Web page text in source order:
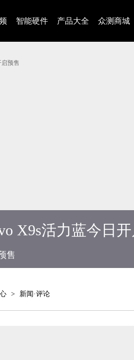
智能硬件 产品大全 众测商城
X9s活力蓝今日
售
> 新闻·评论